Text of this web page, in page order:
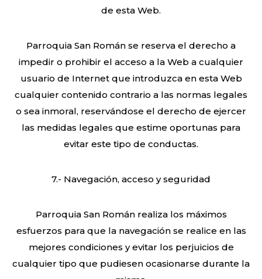
de esta Web.
Parroquia San Román se reserva el derecho a
impedir o prohibir el acceso a la Web a cualquier
usuario de Internet que introduzca en esta Web
cualquier contenido contrario a las normas legales
o sea inmoral, reservándose el derecho de ejercer
las medidas legales que estime oportunas para
evitar este tipo de conductas.
7.- Navegación, acceso y seguridad
Parroquia San Román realiza los máximos
esfuerzos para que la navegación se realice en las
mejores condiciones y evitar los perjuicios de
cualquier tipo que pudiesen ocasionarse durante la